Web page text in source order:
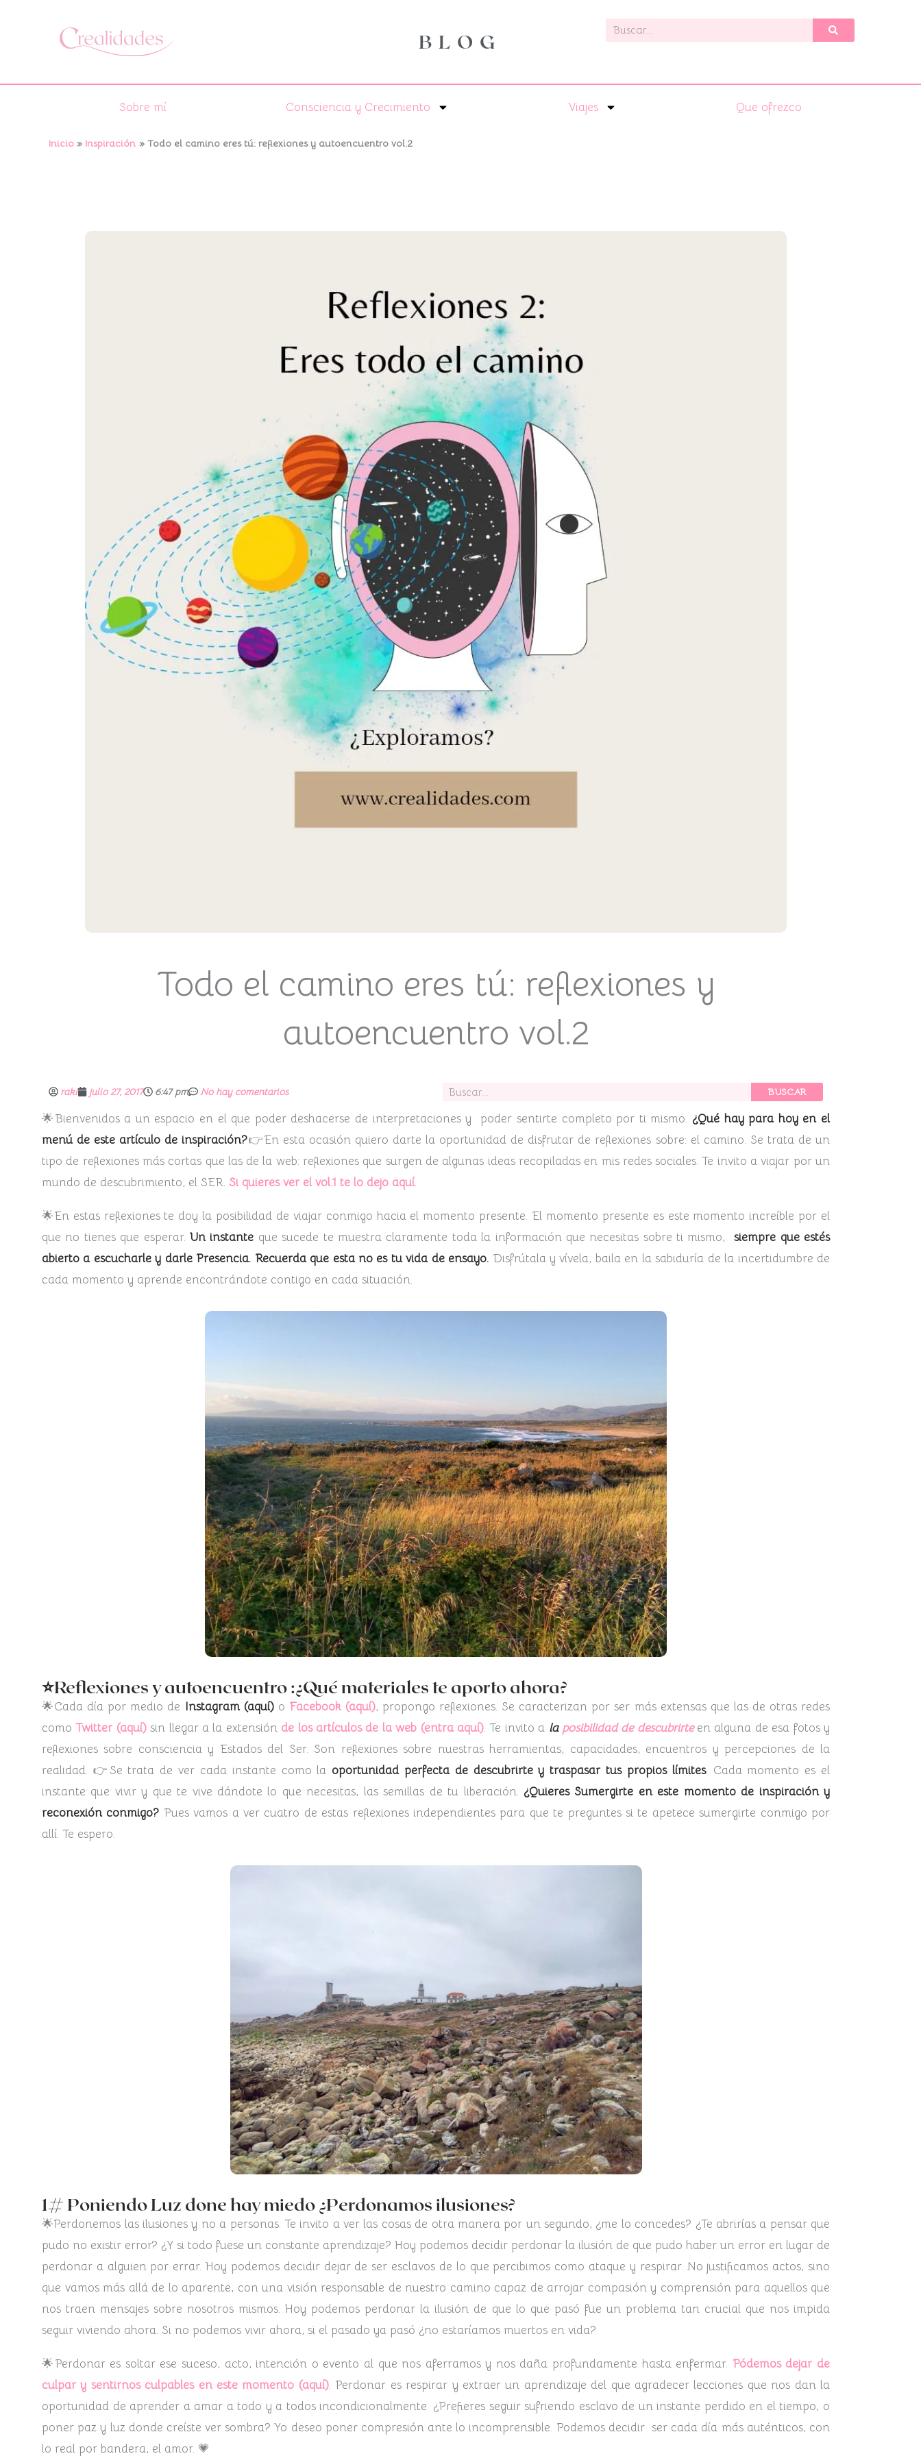
BLOG
Buscar
Sobre mí Consciencia y Crecimiento Viajes Que ofrezco
Inicio Inspiración Todo el camino eres tú: reflexiones y autoencuentro vol.2
Todo el camino eres tú: reflexiones y
autoencuentro vol.2
raki julio 27, 2017 6:47 pm No hay comentarios Buscar BUSCAR
🌟Bienvenidos a un espacio en el que poder deshacerse de interpretaciones y poder sentirte completo por ti mismo. ¿Qué hay para hoy en el
menú de este artículo de inspiración?👉En esta ocasión quiero darte la oportunidad de disfrutar de reflexiones sobre: el camino. Se trata de un
tipo de reflexiones más cortas que las de la web: reflexiones que surgen de algunas ideas recopiladas en mis redes sociales. Te invito a viajar por un
mundo de descubrimiento, el SER. Si quieres ver el vol.1 te lo dejo aquí.
🌟En estas reflexiones te doy la posibilidad de viajar conmigo hacia el momento presente. El momento presente es este momento increíble por el
que no tienes que esperar. Un instante que sucede te muestra claramente toda la información que necesitas sobre ti mismo,siempre que estés
abierto a escucharle y darle Presencia. Recuerda que esta no es tu vida de ensayo. Disfrútala y vívela, baila en la sabiduría de la incertidumbre de
cada momento y aprende encontrándote contigo en cada situación.
⭐Reflexiones y autoencuentro :¿Qué materiales te aporto ahora?
🌟Cada día por medio de Instagram (aquí) o Facebook (aquí), propongo reflexiones. Se caracterizan por ser más extensas que las de otras redes
como Twitter (aquí)sin llegar a la extensión de los artículos de la web (entra aquí). Te invito a laposibilidad de descubrirteen alguna de esa fotos y
reflexiones sobre consciencia y Estados del Ser. Son reflexiones sobre nuestras herramientas, capacidades, encuentros y percepciones de la
realidad. 👉Se trata de ver cada instante como la oportunidad perfecta de descubrirte y traspasar tus propios límites. Cada momento es el
instante que vivir y que te vive dándote lo que necesitas, las semillas de tu liberación. ¿Quieres Sumergirte en este momento de inspiración y
reconexión conmigo? Pues vamos a ver cuatro de estas reflexiones independientes para que te preguntes si te apetece sumergirte conmigo por
allí. Te espero.
1# Poniendo Luz done hay miedo ¿Perdonamos ilusiones?
🌟Perdonemos las ilusiones y no a personas. Te invito a ver las cosas de otra manera por un segundo, ¿me lo concedes? ¿Te abrirías a pensar que
pudo no existir error? ¿Y si todo fuese un constante aprendizaje? Hoy podemos decidir perdonar la ilusión de que pudo haber un error en lugar de
perdonar a alguien por errar. Hoy podemos decidir dejar de ser esclavos de lo que percibimos como ataque y respirar. No justificamos actos, sino
que vamos más allá de lo aparente, con una visión responsable de nuestro camino capaz de arrojar compasión y comprensión para aquellos que
nos traen mensajes sobre nosotros mismos. Hoy podemos perdonar la ilusión de que lo que pasó fue un problema tan crucial que nos impida
seguir viviendo ahora. Si no podemos vivir ahora, si el pasado ya pasó ¿no estaríamos muertos en vida?
🌟Perdonar es soltar ese suceso, acto, intención o evento al que nos aferramos y nos daña profundamente hasta enfermar. Pódemos dejar de
culpar y sentirnos culpables en este momento (aquí). Perdonar es respirar y extraer un aprendizaje del que agradecer lecciones que nos dan la
oportunidad de aprender a amar a todo y a todos incondicionalmente. ¿Prefieres seguir sufriendo esclavo de un instante perdido en el tiempo, o
poner paz y luz donde creíste ver sombra? Yo deseo poner compresión ante lo incomprensible. Podemos decidir ser cada día más auténticos, con
lo real por bandera, el amor. 💗